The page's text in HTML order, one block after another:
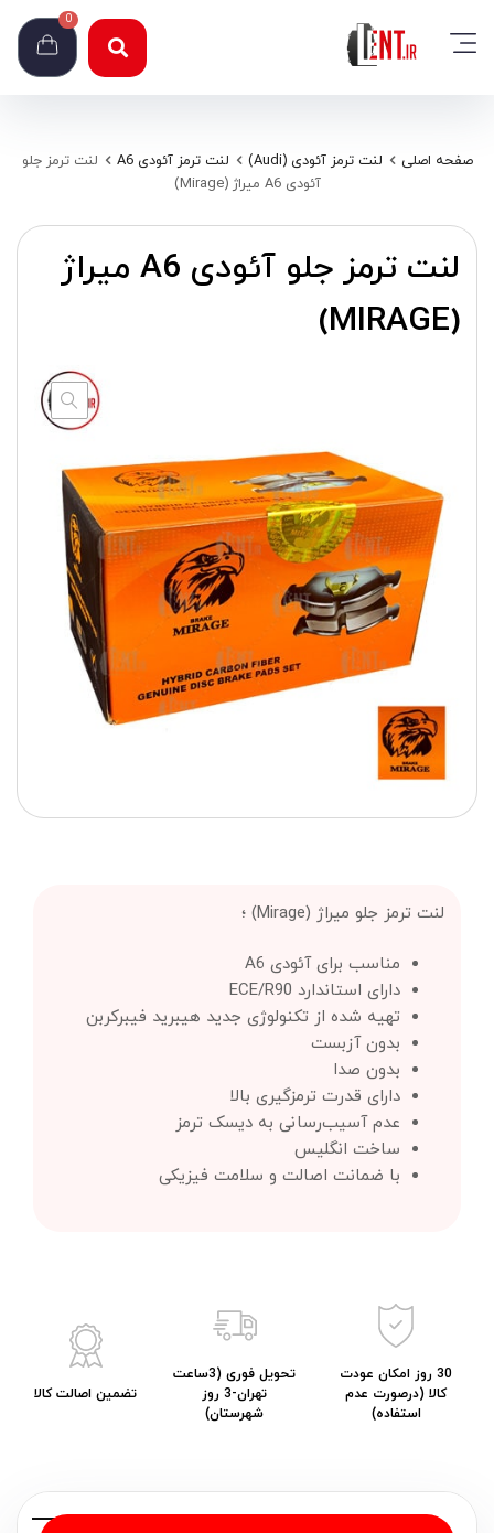
0
صفحه اصلی لنت ترمز آئودی (Audi) لنت ترمز آئودی A6
لنت ترمز جلو
آئودی A6 میراژ (Mirage)
لنت ترمز جلو آئودی A6 میراژ
(MIRAGE)
لنت ترمز جلو میراژ (Mirage) ؛
مناسب برای آئودی A6
دارای استاندارد ECE/R90
تهیه شده از تکنولوژی جدید هیبرید فیبرکربن
بدون آزبست
بدون صدا
دارای قدرت ترمزگیری بالا
عدم آسیب‌رسانی به دیسک ترمز
ساخت انگلیس
با ضمانت اصالت و سلامت فیزیکی
30 روز امکان عودت
کالا (درصورت عدم
استفاده)
تحویل فوری (3ساعت
تهران-3 روز
شهرستان)
تضمین اصالت کالا